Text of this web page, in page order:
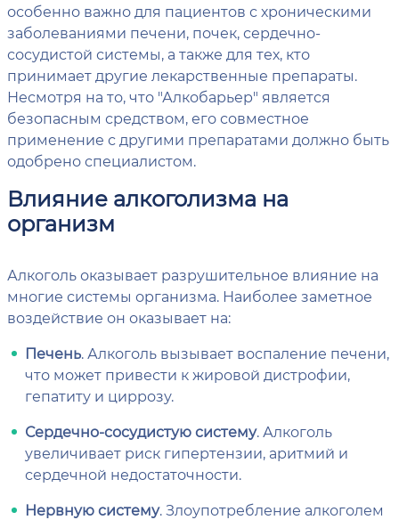
особенно важно для пациентов с хроническими
заболеваниями печени, почек, сердечно-
сосудистой системы, а также для тех, кто
принимает другие лекарственные препараты.
Несмотря на то, что "Алкобарьер" является
безопасным средством, его совместное
применение с другими препаратами должно быть
одобрено специалистом.
Влияние алкоголизма на
организм
Алкоголь оказывает разрушительное влияние на
многие системы организма. Наиболее заметное
воздействие он оказывает на:
Печень. Алкоголь вызывает воспаление печени,
что может привести к жировой дистрофии,
гепатиту и циррозу.
Сердечно-сосудистую систему. Алкоголь
увеличивает риск гипертензии, аритмий и
сердечной недостаточности.
Нервную систему. Злоупотребление алкоголем